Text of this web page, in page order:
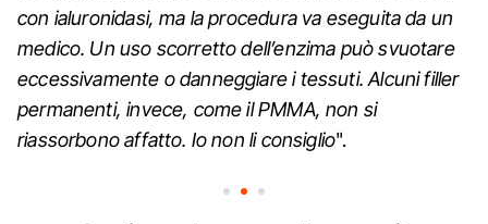
con ialuronidasi, ma la procedura va eseguita da un
medico. Un uso scorretto dell’enzima può svuotare
eccessivamente o danneggiare i tessuti. Alcuni filler
permanenti, invece, come il PMMA, non si
riassorbono affatto. Io non li consiglio".